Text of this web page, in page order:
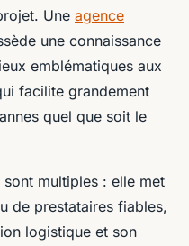
Une agence
une connaissance
emblématiques aux
facilite grandement
quel que soit le
sont multiples : elle met
de prestataires fiables,
logistique et son